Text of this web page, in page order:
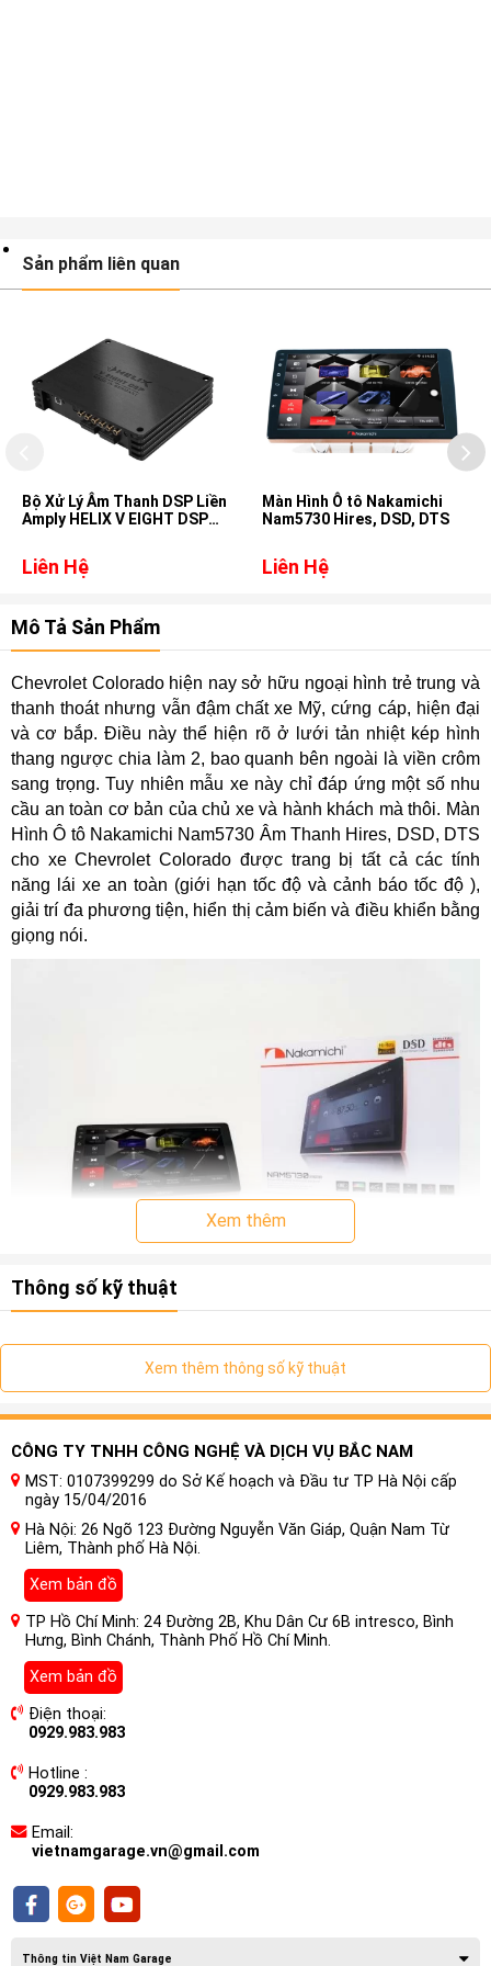
Sản phẩm liên quan
Bộ Xử Lý Âm Thanh DSP Liền
Amply HELIX V EIGHT DSP
Liên Hệ
Màn Hình Ô tô Nakamichi
Nam5730 Hires, DSD, DTS
Liên Hệ
Mô Tả Sản Phẩm
Chevrolet Colorado hiện nay sở hữu ngoại hình trẻ trung và
thanh thoát nhưng vẫn đậm chất xe Mỹ, cứng cáp, hiện đại
và cơ bắp. Điều này thể hiện rõ ở lưới tản nhiệt kép hình
thang ngược chia làm 2, bao quanh bên ngoài là viền crôm
sang trọng. Tuy nhiên mẫu xe này chỉ đáp ứng một số nhu
cầu an toàn cơ bản của chủ xe và hành khách mà thôi. Màn
Hình Ô tô Nakamichi Nam5730 Âm Thanh Hires, DSD, DTS
cho xe Chevrolet Colorado được trang bị tất cả các tính
năng lái xe an toàn (giới hạn tốc độ và cảnh báo tốc độ ),
giải trí đa phương tiện, hiển thị cảm biến và điều khiển bằng
giọng nói.
Tại Sao Nên Lắp Màn Hình Ô tô
Nakamichi Nam5730 Âm Thanh Hires,
DSD, DTS cho xe Chevrolet
Colorado?
Chính vì công nghệ mới, được cải tiến nâng cấp nên màn
hình Android ô tô mang lại nhiều ưu điểm cho người sử
Xem thêm
Thông số kỹ thuật
Xem thêm thông số kỹ thuật
CÔNG TY TNHH CÔNG NGHỆ VÀ DỊCH VỤ BẮC NAM
MST: 0107399299 do Sở Kế hoạch và Đầu tư TP Hà Nội cấp
ngày 15/04/2016
Hà Nội: 26 Ngõ 123 Đường Nguyễn Văn Giáp, Quận Nam Từ
Liêm, Thành phố Hà Nội.
Xem bản đồ
TP Hồ Chí Minh: 24 Đường 2B, Khu Dân Cư 6B intresco, Bình
Hưng, Bình Chánh, Thành Phố Hồ Chí Minh.
Xem bản đồ
Điện thoại:
0929.983.983
Hotline :
0929.983.983
Email:
vietnamgarage.vn@gmail.com
Thông tin Việt Nam Garage